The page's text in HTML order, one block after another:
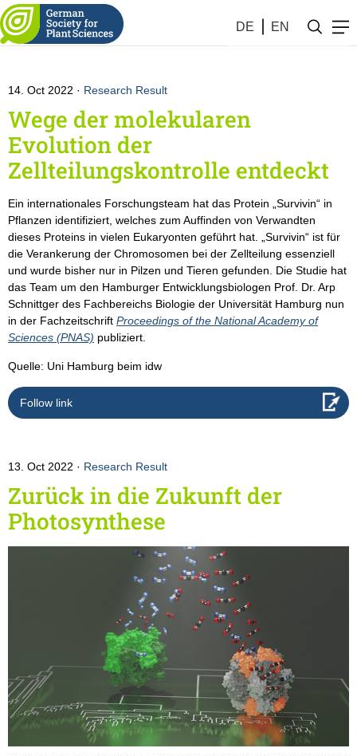
DE EN
Botanik #41 (2022)
14. Oct 2022 Research Result
Wege der molekularen
Evolution der
Zellteilungskontrolle entdeckt
Ein internationales Forschungsteam hat das Protein „Survivin“ in
Pflanzen identifiziert, welches zum Auffinden von Verwandten
dieses Proteins in vielen Eukaryonten geführt hat. „Survivin“ ist für
die Verankerung der Chromosomen bei der Zellteilung essenziell
und wurde bisher nur in Pilzen und Tieren gefunden. Die Studie hat
das Team um den Hamburger Entwicklungsbiologen Prof. Dr. Arp
Schnittger des Fachbereichs Biologie der Universität Hamburg nun
in der Fachzeitschrift Proceedings of the National Academy of
Sciences (PNAS) publiziert.
Quelle: Uni Hamburg beim idw
Follow link
13. Oct 2022 Research Result
Zurück in die Zukunft der
Photosynthese